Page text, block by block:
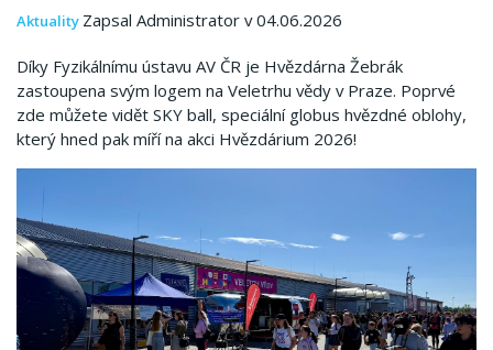
Aktuality Zapsal Administrator v 04.06.2026
Díky Fyzikálnímu ústavu AV ČR je Hvězdárna Žebrák
zastoupena svým logem na Veletrhu vědy v Praze. Poprvé
zde můžete vidět SKY ball, speciální globus hvězdné oblohy,
který hned pak míří na akci Hvězdárium 2026!